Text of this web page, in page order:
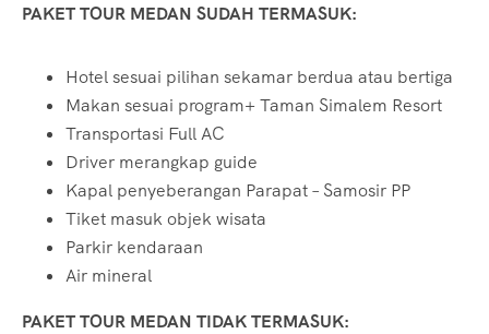
PAKET TOUR MEDAN SUDAH TERMASUK:
Hotel sesuai pilihan sekamar berdua atau bertiga
Makan sesuai program+ Taman Simalem Resort
Transportasi Full AC
Driver merangkap guide
Kapal penyeberangan Parapat – Samosir PP
Tiket masuk objek wisata
Parkir kendaraan
Air mineral
PAKET TOUR MEDAN TIDAK TERMASUK: